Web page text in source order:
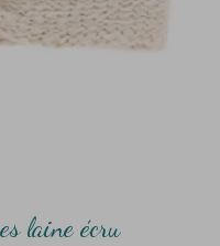
laine écru